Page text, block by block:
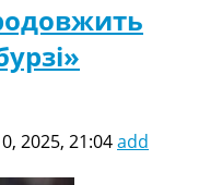
2025, 21:04add